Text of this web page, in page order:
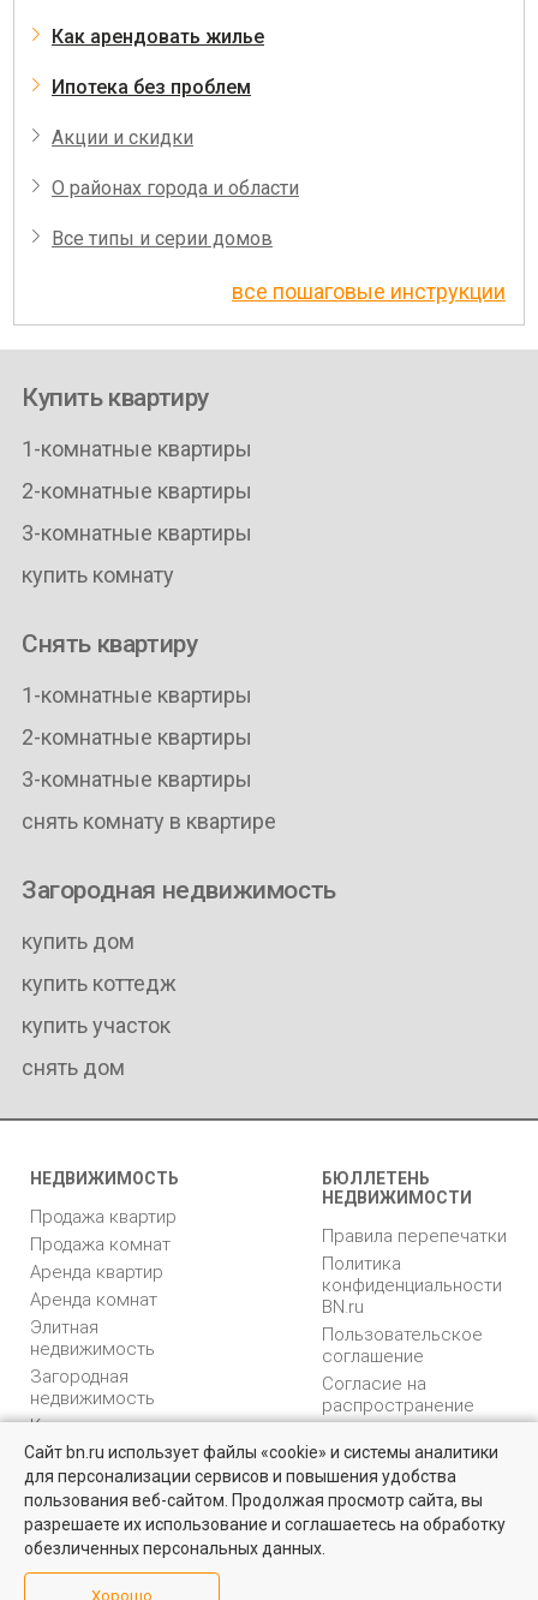
Как арендовать жилье
Ипотека без проблем
Акции и скидки
О районах города и области
Все типы и серии домов
все пошаговые инструкции
Купить квартиру
1-комнатные квартиры
2-комнатные квартиры
3-комнатные квартиры
купить комнату
Снять квартиру
1-комнатные квартиры
2-комнатные квартиры
3-комнатные квартиры
снять комнату в квартире
Загородная недвижимость
купить дом
купить коттедж
купить участок
снять дом
НЕДВИЖИМОСТЬ
Продажа квартир
Продажа комнат
Аренда квартир
Аренда комнат
Элитная
недвижимость
Загородная
недвижимость
Коммерческая
недвижимость
БЮЛЛЕТЕНЬ
НЕДВИЖИМОСТИ
Правила перепечатки
Политика
конфиденциальности
BN.ru
Пользовательское
соглашение
Согласие на
распространение
персональных данных
Карта сайта
Медийная реклама
PR продвижение
Сайт bn.ru использует файлы «cookie» и системы аналитики
для персонализации сервисов и повышения удобства
пользования веб-сайтом. Продолжая просмотр сайта, вы
разрешаете их использование и соглашаетесь на обработку
обезличенных персональных данных.
Хорошо